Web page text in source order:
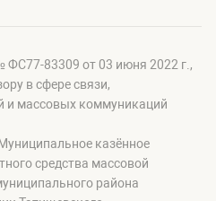
ФС77-83309 от 03 июня 2022 г.,
в сфере связи,
и массовых коммуникаций
казённое
средства массовой
района